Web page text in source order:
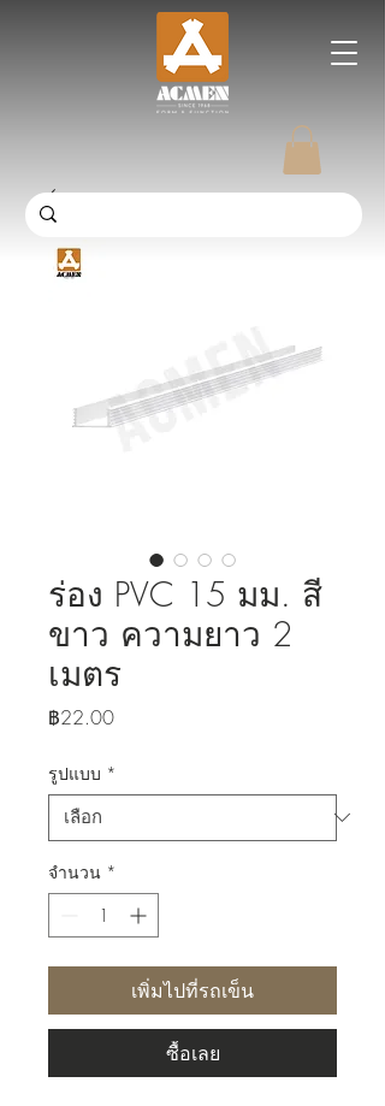
ร่อง PVC 15 มม. สี
ขาว ความยาว 2
เมตร
฿22.00ราคา
รูปแบบ *
จำนวน *
เพิ่มไปที่รถเข็น
ซื้อเลย